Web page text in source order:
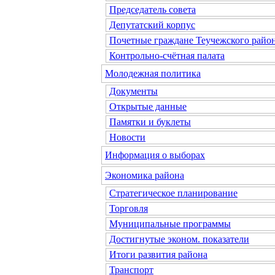
Председатель совета
Депутатский корпус
Почетные граждане Теучежского
Контрольно-счётная палата
Молодежная политика
Документы
Открытые данные
Памятки и буклеты
Новости
Информация о выборах
Экономика района
Стратегическое планирование
Торговля
Муниципальные программы
Достигнутые эконом. показатели
Итоги развития района
Транспорт